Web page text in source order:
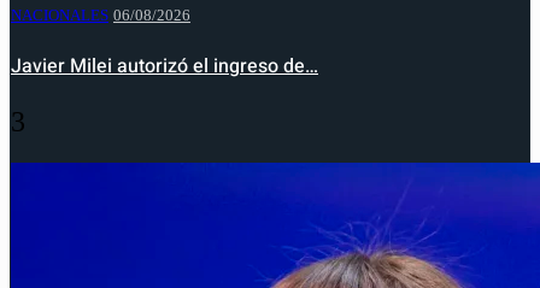
NACIONALES 06/08/2026
Javier Milei autorizó el ingreso de…
3